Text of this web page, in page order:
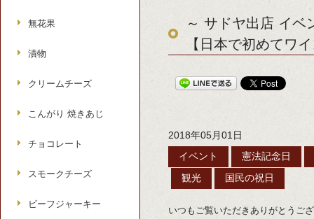
～ サドヤ出店 イベ
【日本で初めてワ
2018年05月01日
イベント 憲法記念日
観光 国民の祝日
いつもご覧いただきありがとうご
無花果
漬物
クリームチーズ
こんがり 焼きあじ
チョコレート
スモークチーズ
ビーフジャーキー